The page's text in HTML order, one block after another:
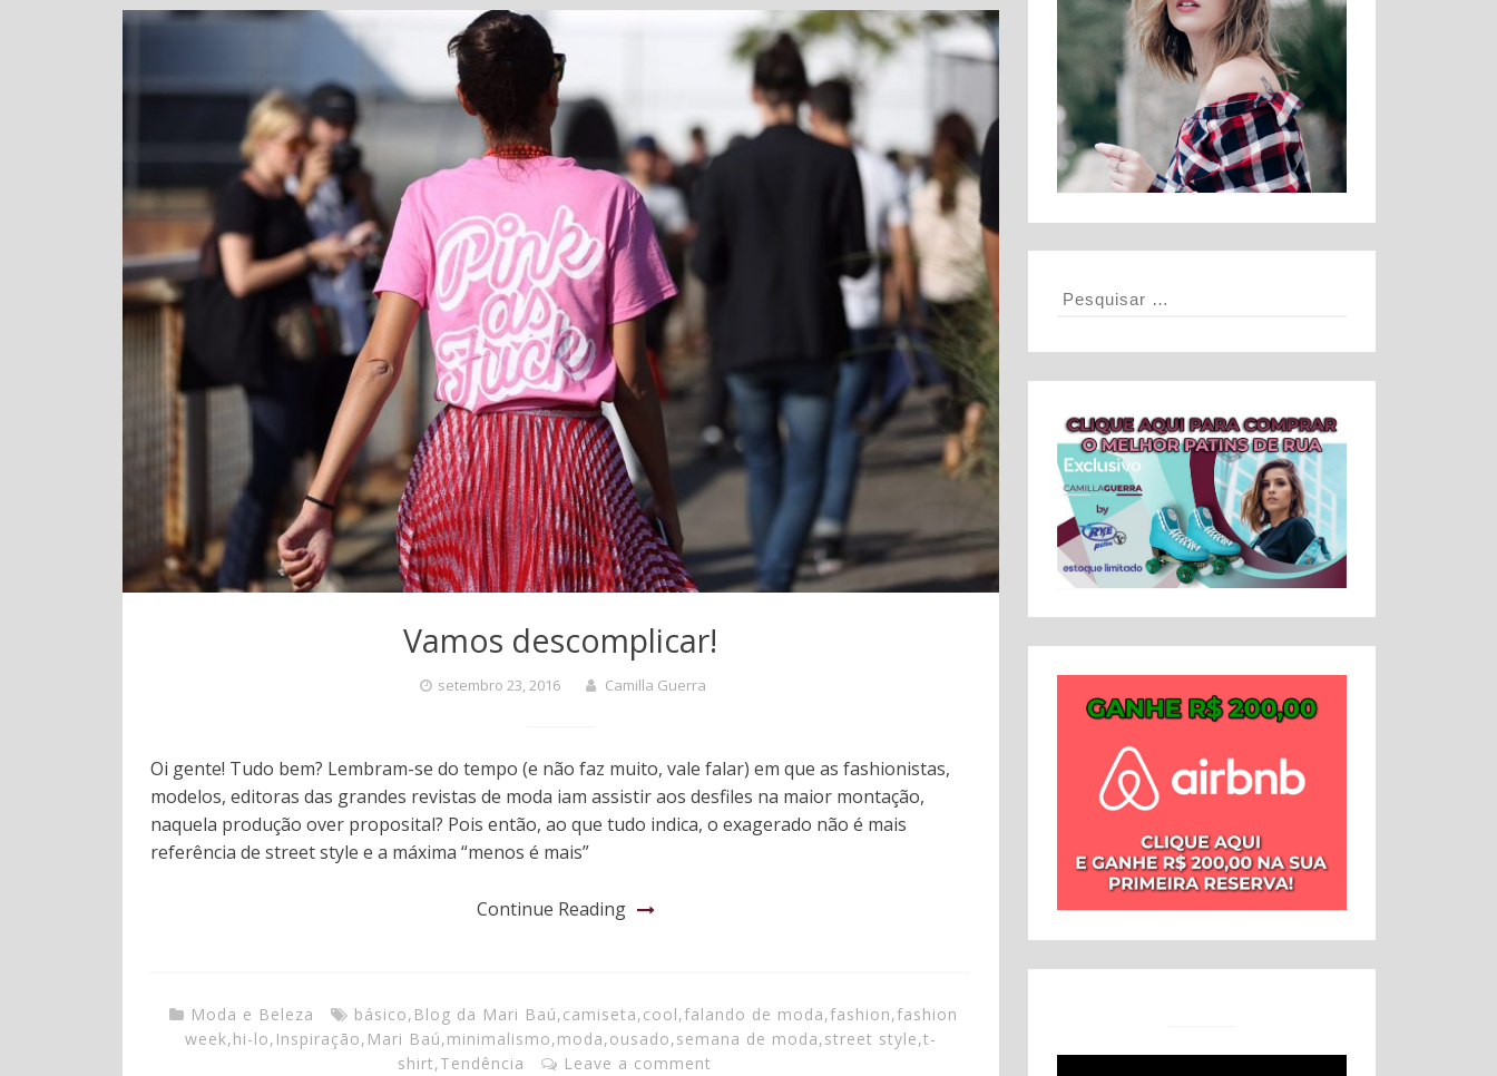
Vamos descomplicar!
setembro 23, 2016 Camilla Guerra
Oi gente! Tudo bem? Lembram-se do tempo (e não faz muito, vale falar) em que as fashionistas,
modelos, editoras das grandes revistas de moda iam assistir aos desfiles na maior montação,
naquela produção over proposital? Pois então, ao que tudo indica, o exagerado não é mais
referência de street style e a máxima “menos é mais”
Continue Reading
Moda e Beleza básico, Blog da Mari Baú,camiseta,cool,falando de moda,fashion,fashion
week,hi-lo, Inspiração, Mari Baú,minimalismo,moda,ousado,semana de moda,street style,t-
shirt,Tendência Leave a comment